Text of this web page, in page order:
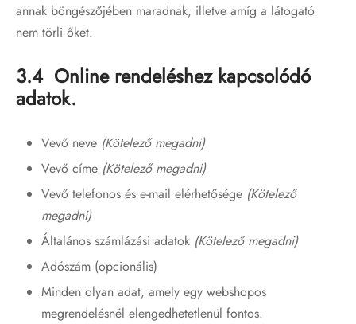
annak böngészőjében maradnak, illetve amíg a látogató
nem törli őket.
3.4 Online rendeléshez kapcsolódó
adatok.
Vevő neve (Kötelező megadni)
Vevő címe (Kötelező megadni)
Vevő telefonos és e-mail elérhetősége (Kötelező
megadni)
Általános számlázási adatok (Kötelező megadni)
Adószám (opcionális)
Minden olyan adat, amely egy webshopos
megrendelésnél elengedhetetlenül fontos.